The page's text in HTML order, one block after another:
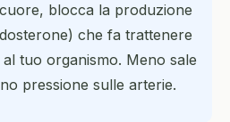
blocca la produzione
che fa trattenere
tuo organismo. Meno sale
pressione sulle arterie.